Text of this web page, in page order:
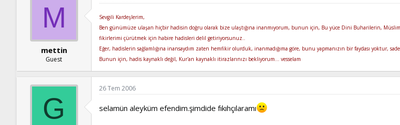
M
mettin
Guest
Sevgili Kardeşlerim,
Ben günümüze ulaşan hiçbir hadisin doğru olarak bize ulaştığına inanmıyorum, bunun için, Bu yüce Dini Buharilerin,
fikirlerimi çürütmek için habire hadisleri delil getiriyorsunuz..
Eğer, hadislerin sağlamlığına inansaydım zaten hemfikir olurduk, inanmadığıma göre, bunu yapmanızın bir faydası yoktur,
Bunun için, hadis kaynaklı değil, Kur'an kaynaklı itirazlarınızı bekliyorum... vesselam
G
26 Tem 2006
selamün aleyküm efendim.şimdide fıkıhçılaramı